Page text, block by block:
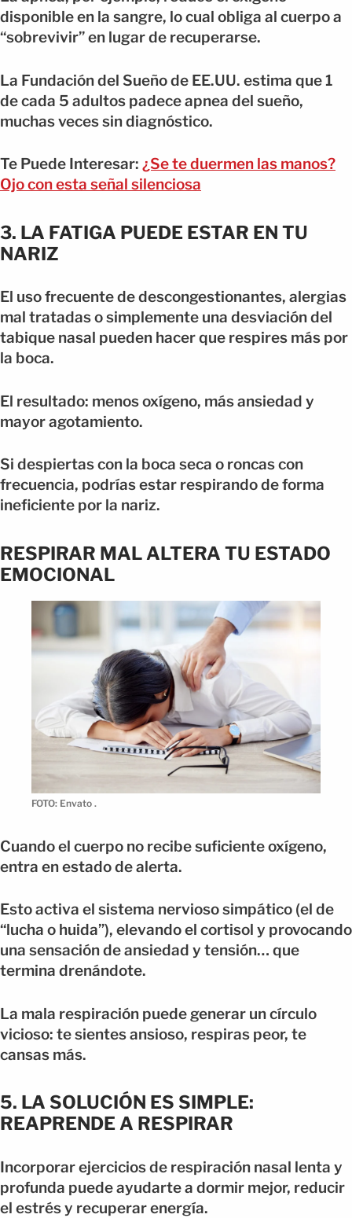
disponible en la sangre, lo cual obliga al cuerpo a
“sobrevivir” en lugar de recuperarse.
La Fundación del Sueño de EE.UU. estima que 1
de cada 5 adultos padece apnea del sueño,
muchas veces sin diagnóstico.
Te Puede Interesar: ¿Se te duermen las manos?
Ojo con esta señal silenciosa
3. LA FATIGA PUEDE ESTAR EN TU
NARIZ
El uso frecuente de descongestionantes, alergias
mal tratadas o simplemente una desviación del
tabique nasal pueden hacer que respires más por
la boca.
El resultado: menos oxígeno, más ansiedad y
mayor agotamiento.
Si despiertas con la boca seca o roncas con
frecuencia, podrías estar respirando de forma
ineficiente por la nariz.
RESPIRAR MAL ALTERA TU ESTADO
EMOCIONAL
FOTO: Envato .
Cuando el cuerpo no recibe suficiente oxígeno,
entra en estado de alerta.
Esto activa el sistema nervioso simpático (el de
“lucha o huida”), elevando el cortisol y provocando
una sensación de ansiedad y tensión… que
termina drenándote.
La mala respiración puede generar un círculo
vicioso: te sientes ansioso, respiras peor, te
cansas más.
5. LA SOLUCIÓN ES SIMPLE:
REAPRENDE A RESPIRAR
Incorporar ejercicios de respiración nasal lenta y
profunda puede ayudarte a dormir mejor, reducir
el estrés y recuperar energía.